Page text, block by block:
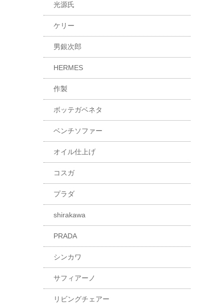
光源氏
ケリー
男銀次郎
HERMES
作製
ボッテガベネタ
ベンチソファー
オイル仕上げ
コスガ
プラダ
shirakawa
PRADA
シンカワ
サフィアーノ
リビングチェアー